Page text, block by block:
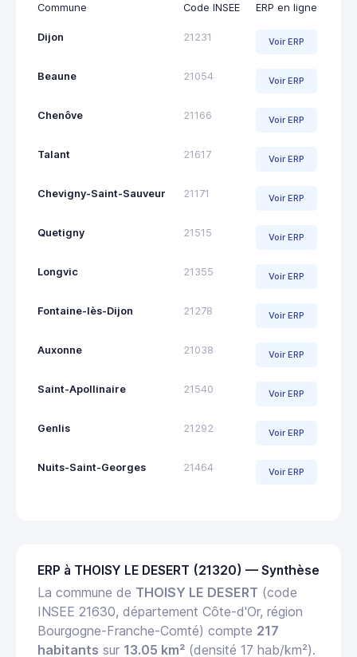
Commune Code INSEE ERP en ligne
Dijon 21231 Voir ERP
Beaune 21054 Voir ERP
Chenôve 21166 Voir ERP
Talant 21617 Voir ERP
Chevigny-Saint-Sauveur 21171 Voir ERP
Quetigny 21515 Voir ERP
Longvic 21355 Voir ERP
Fontaine-lès-Dijon 21278 Voir ERP
Auxonne 21038 Voir ERP
Saint-Apollinaire 21540 Voir ERP
Genlis 21292 Voir ERP
Nuits-Saint-Georges 21464 Voir ERP
ERP à THOISY LE DESERT (21320) — Synthèse
La commune de THOISY LE DESERT (code
INSEE 21630, département Côte-d'Or, région
Bourgogne-Franche-Comté) compte 217
habitants sur 13.05 km² (densité 17 hab/km²).